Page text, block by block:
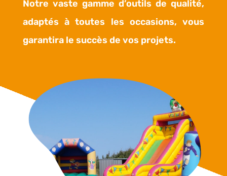
Notre vaste gamme d’outils de qualité,
adaptés à toutes les occasions, vous
garantira le succès de vos projets.